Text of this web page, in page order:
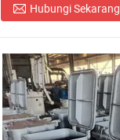
Hubungi Sekarang